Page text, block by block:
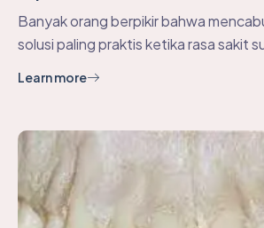
Banyak orang berpikir bahwa
solusi paling praktis ketika rasa sakit
Learn more